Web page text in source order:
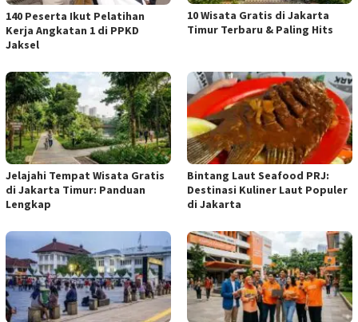
140 Peserta Ikut Pelatihan
Kerja Angkatan 1 di PPKD
Jaksel
10 Wisata Gratis di Jakarta
Timur Terbaru & Paling Hits
Jelajahi Tempat Wisata Gratis
di Jakarta Timur: Panduan
Lengkap
Bintang Laut Seafood PRJ:
Destinasi Kuliner Laut Populer
di Jakarta